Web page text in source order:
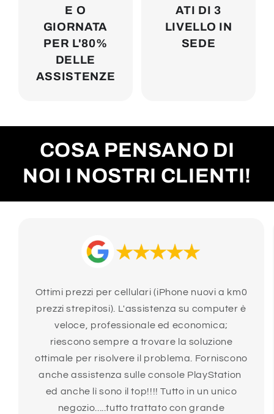
E O
GIORNATA
PER L'80%
DELLE
ASSISTENZE
ATI DI 3
LIVELLO IN
SEDE
COSA PENSANO DI
NOI I NOSTRI CLIENTI!
Ottimi prezzi per cellulari (iPhone nuovi a km0
prezzi strepitosi). L'assistenza su computer è
veloce, professionale ed economica;
riescono sempre a trovare la soluzione
ottimale per risolvere il problema. Forniscono
anche assistenza sulle console PlayStation
ed anche lì sono il top!!!! Tutto in un unico
negozio.....tutto trattato con grande